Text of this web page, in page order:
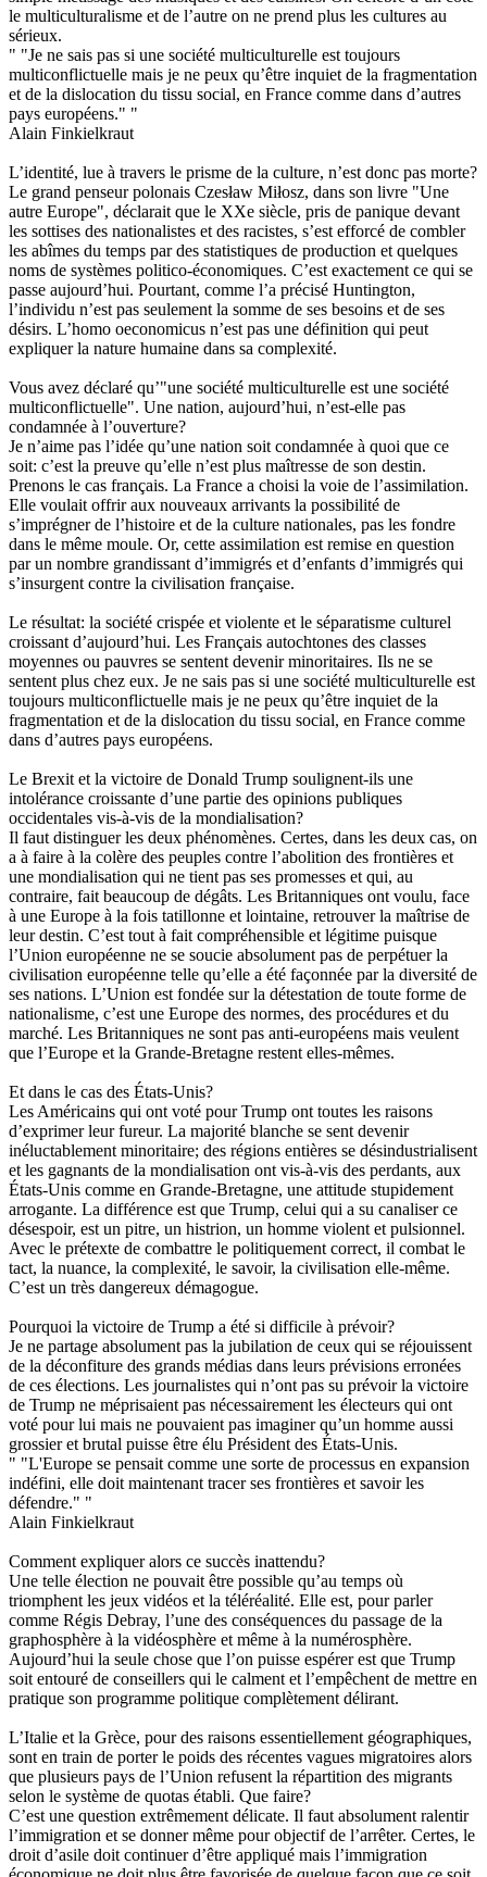
le multiculturalisme et de l’autre on ne prend plus les cultures au
sérieux.
" "Je ne sais pas si une société multiculturelle est toujours
multiconflictuelle mais je ne peux qu’être inquiet de la fragmentation
et de la dislocation du tissu social, en France comme dans d’autres
pays européens." "
Alain Finkielkraut
L’identité, lue à travers le prisme de la culture, n’est donc pas morte?
Le grand penseur polonais Czesław Miłosz, dans son livre "Une
autre Europe", déclarait que le XXe siècle, pris de panique devant
les sottises des nationalistes et des racistes, s’est efforcé de combler
les abîmes du temps par des statistiques de production et quelques
noms de systèmes politico-économiques. C’est exactement ce qui se
passe aujourd’hui. Pourtant, comme l’a précisé Huntington,
l’individu n’est pas seulement la somme de ses besoins et de ses
désirs. L’homo oeconomicus n’est pas une définition qui peut
expliquer la nature humaine dans sa complexité.
Vous avez déclaré qu’"une société multiculturelle est une société
multiconflictuelle". Une nation, aujourd’hui, n’est-elle pas
condamnée à l’ouverture?
Je n’aime pas l’idée qu’une nation soit condamnée à quoi que ce
soit: c’est la preuve qu’elle n’est plus maîtresse de son destin.
Prenons le cas français. La France a choisi la voie de l’assimilation.
Elle voulait offrir aux nouveaux arrivants la possibilité de
s’imprégner de l’histoire et de la culture nationales, pas les fondre
dans le même moule. Or, cette assimilation est remise en question
par un nombre grandissant d’immigrés et d’enfants d’immigrés qui
s’insurgent contre la civilisation française.
Le résultat: la société crispée et violente et le séparatisme culturel
croissant d’aujourd’hui. Les Français autochtones des classes
moyennes ou pauvres se sentent devenir minoritaires. Ils ne se
sentent plus chez eux. Je ne sais pas si une société multiculturelle est
toujours multiconflictuelle mais je ne peux qu’être inquiet de la
fragmentation et de la dislocation du tissu social, en France comme
dans d’autres pays européens.
Le Brexit et la victoire de Donald Trump soulignent-ils une
intolérance croissante d’une partie des opinions publiques
occidentales vis-à-vis de la mondialisation?
Il faut distinguer les deux phénomènes. Certes, dans les deux cas, on
a à faire à la colère des peuples contre l’abolition des frontières et
une mondialisation qui ne tient pas ses promesses et qui, au
contraire, fait beaucoup de dégâts. Les Britanniques ont voulu, face
à une Europe à la fois tatillonne et lointaine, retrouver la maîtrise de
leur destin. C’est tout à fait compréhensible et légitime puisque
l’Union européenne ne se soucie absolument pas de perpétuer la
civilisation européenne telle qu’elle a été façonnée par la diversité de
ses nations. L’Union est fondée sur la détestation de toute forme de
nationalisme, c’est une Europe des normes, des procédures et du
marché. Les Britanniques ne sont pas anti-européens mais veulent
que l’Europe et la Grande-Bretagne restent elles-mêmes.
Et dans le cas des États-Unis?
Les Américains qui ont voté pour Trump ont toutes les raisons
d’exprimer leur fureur. La majorité blanche se sent devenir
inéluctablement minoritaire; des régions entières se désindustrialisent
et les gagnants de la mondialisation ont vis-à-vis des perdants, aux
États-Unis comme en Grande-Bretagne, une attitude stupidement
arrogante. La différence est que Trump, celui qui a su canaliser ce
désespoir, est un pitre, un histrion, un homme violent et pulsionnel.
Avec le prétexte de combattre le politiquement correct, il combat le
tact, la nuance, la complexité, le savoir, la civilisation elle-même.
C’est un très dangereux démagogue.
Pourquoi la victoire de Trump a été si difficile à prévoir?
Je ne partage absolument pas la jubilation de ceux qui se réjouissent
de la déconfiture des grands médias dans leurs prévisions erronées
de ces élections. Les journalistes qui n’ont pas su prévoir la victoire
de Trump ne méprisaient pas nécessairement les électeurs qui ont
voté pour lui mais ne pouvaient pas imaginer qu’un homme aussi
grossier et brutal puisse être élu Président des États-Unis.
" "L'Europe se pensait comme une sorte de processus en expansion
indéfini, elle doit maintenant tracer ses frontières et savoir les
défendre." "
Alain Finkielkraut
Comment expliquer alors ce succès inattendu?
Une telle élection ne pouvait être possible qu’au temps où
triomphent les jeux vidéos et la téléréalité. Elle est, pour parler
comme Régis Debray, l’une des conséquences du passage de la
graphosphère à la vidéosphère et même à la numérosphère.
Aujourd’hui la seule chose que l’on puisse espérer est que Trump
soit entouré de conseillers qui le calment et l’empêchent de mettre en
pratique son programme politique complètement délirant.
L’Italie et la Grèce, pour des raisons essentiellement géographiques,
sont en train de porter le poids des récentes vagues migratoires alors
que plusieurs pays de l’Union refusent la répartition des migrants
selon le système de quotas établi. Que faire?
C’est une question extrêmement délicate. Il faut absolument ralentir
l’immigration et se donner même pour objectif de l’arrêter. Certes, le
droit d’asile doit continuer d’être appliqué mais l’immigration